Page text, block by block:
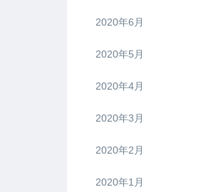
2020年6月
2020年5月
2020年4月
2020年3月
2020年2月
2020年1月